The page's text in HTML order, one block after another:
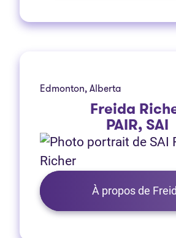
Edmonton, Alberta
Freida
PAIR, SAI
À propos de